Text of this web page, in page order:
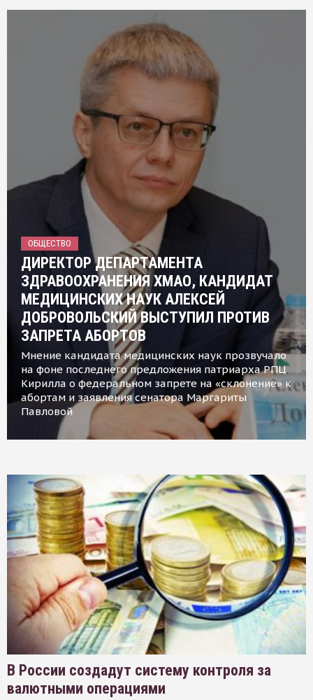
ОБЩЕСТВО
ДИРЕКТОР ДЕПАРТАМЕНТА
ЗДРАВООХРАНЕНИЯ ХМАО, КАНДИДАТ
МЕДИЦИНСКИХ НАУК АЛЕКСЕЙ
ДОБРОВОЛЬСКИЙ ВЫСТУПИЛ ПРОТИВ
ЗАПРЕТА АБОРТОВ
Мнение кандидата медицинских наук прозвучало
на фоне последнего предложения патриарха РПЦ
Кирилла о федеральном запрете на «склонение» к
абортам и заявления сенатора Маргариты
Павловой
В России создадут систему контроля за
валютными операциями